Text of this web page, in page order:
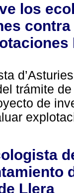
los
trámite
de
Llera